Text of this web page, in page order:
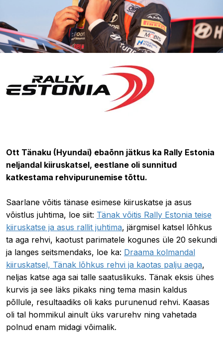
Ott Tänaku (Hyundai) ebaõnn jätkus ka Rally Estonia
neljandal kiiruskatsel, eestlane oli sunnitud
katkestama rehvipurunemise tõttu.
Saarlane võitis tänase esimese kiiruskatse ja asus
võistlus juhtima, loe siit: Tänak võitis Rally Estonia teise
kiiruskatse ja asus rallit juhtima, järgmisel katsel lõhkus
ta aga rehvi, kaotust parimatele kogunes üle 20 sekundi
ja langes seitsmendaks, loe ka: Draama kolmandal
kiiruskatsel, Tänak lõhkus rehvi ja kaotas palju aega,
neljas katse aga sai talle saatuslikuks. Tänak eksis ühes
kurvis ja see läks pikaks ning tema masin kaldus
põllule, resultaadiks oli kaks purunenud rehvi. Kaasas
oli tal hommikul ainult üks varurehv ning vahetada
polnud enam midagi võimalik.